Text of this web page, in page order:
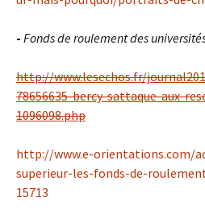
- Fonds de roulement des
http://www.lesechos.fr/
78656635-bercy-sattaque-aux-
1096098.php
http://www.e-orientations.com/
superieur-les-fonds-de-
15713